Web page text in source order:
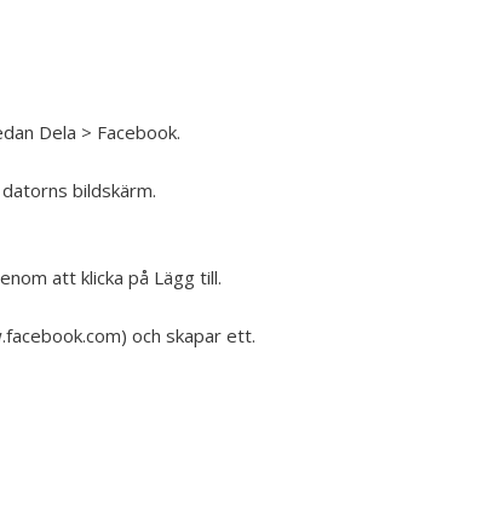
Dela > Facebook.
bildskärm.
att klicka på Lägg till.
och skapar ett.